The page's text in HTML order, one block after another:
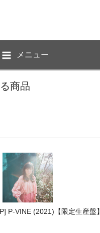
メニュー
商品
P-VINE (2021)【限定生産盤】